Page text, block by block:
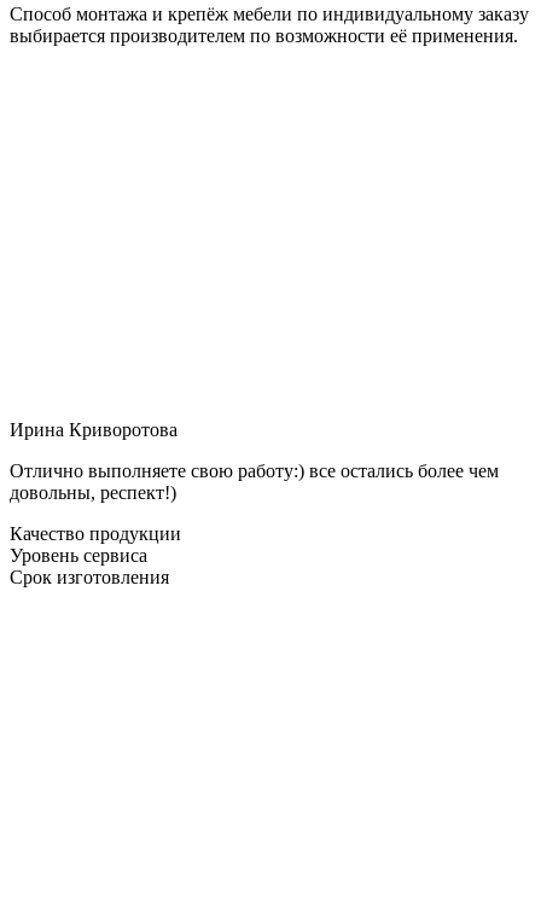
Способ монтажа и крепёж мебели по индивидуальному заказу
выбирается производителем по возможности её применения.
Ирина Криворотова
Отлично выполняете свою работу:) все остались более чем
довольны, респект!)
Качество продукции
Уровень сервиса
Срок изготовления